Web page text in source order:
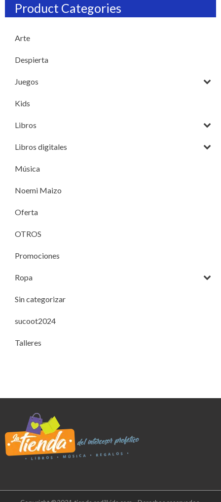
Product Categories
Arte
Despierta
Juegos
Kids
Libros
Libros digitales
Música
Noemi Maizo
Oferta
OTROS
Promociones
Ropa
Sin categorizar
sucoot2024
Talleres